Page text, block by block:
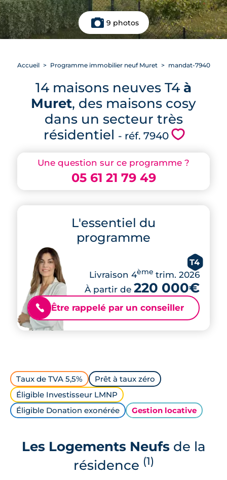
9 photos
Une question sur ce programme ?
05 61 21 79 49
L'essentiel du
programme
T4
Livraison 4ème trim. 2026
À partir de 220 000€
📞 Être rappelé par un conseiller
Accueil Programme immobilier neuf Muret mandat-7940
14 maisons neuves T4 à
Muret, des maisons cosy
dans un secteur très
résidentiel - réf. 7940 💗
Taux de TVA 5,5%
Prêt à taux zéro
Éligible Investisseur LMNP
Éligible Donation exonérée
Gestion locative
Les Logements Neufsde la
résidence (1)